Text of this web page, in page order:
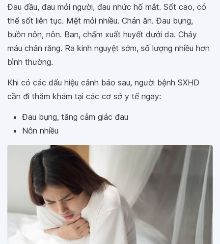
Đau đầu, đau mỏi người, đau nhức hố mắt. Sốt cao, có
thể sốt liên tục. Mệt mỏi nhiều. Chán ăn. Đau bụng,
buồn nôn, nôn. Ban, chấm xuất huyết dưới da. Chảy
máu chân răng. Ra kinh nguyệt sớm, số lượng nhiều hơn
bình thường.
Khi có các dấu hiệu cảnh báo sau, người bệnh SXHD
cần đi thăm khám tại các cơ sở y tế ngay:
Đau bụng, tăng cảm giác đau
Nôn nhiều